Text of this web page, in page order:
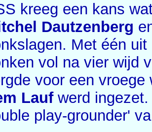
kreeg een kans
Dautzenberg
Met één
vol na vier wijd
voor een
Laufwerd ingezet.
play-grounder'